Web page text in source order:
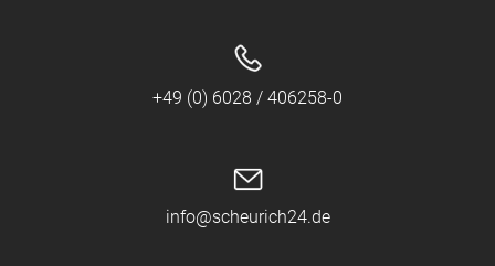
+49 (0) 6028 / 406258-0
info@scheurich24.de